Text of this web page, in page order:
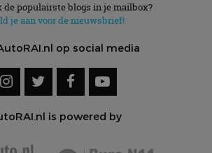
de populairste blogs in je mailbox?
je aan voor de nieuwsbrief!
op social media
is powered by